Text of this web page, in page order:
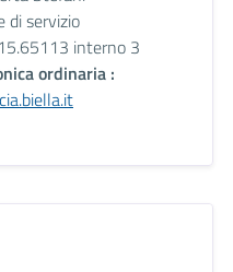
di servizio
interno 3
ordinaria :